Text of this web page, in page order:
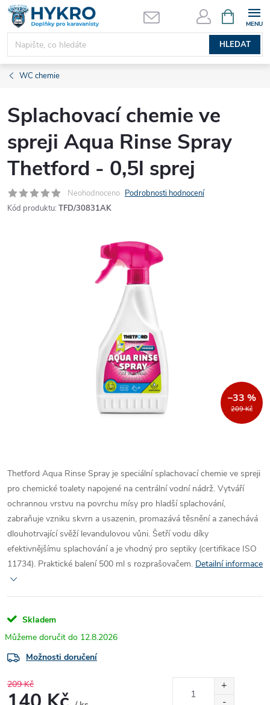
Přejít
obsah
HLEDAT
NÁKUPNÍ
KOŠÍK
WC chemie
Splachovací chemie ve
spreji Aqua Rinse Spray
Thetford - 0,5l sprej
Neohodnoceno Podrobnosti hodnocení
Kód produktu: TFD/30831AK
209 Kč
–33 %
Thetford Aqua Rinse Spray je speciální splachovací chemie ve spreji
pro chemické toalety napojené na centrální vodní nádrž. Vytváří
ochrannou vrstvu na povrchu mísy pro hladší splachování,
zabraňuje vzniku skvrn a usazenin, promazává těsnění a zanechává
dlouhotrvající svěží levandulovou vůni. Šetří vodu díky
efektivnějšímu splachování a je vhodný pro septiky (certifikace ISO
11734). Praktické balení 500 ml s rozprašovačem. Detailní informace
Skladem
12.8.2026
Možnosti doručení
209 Kč